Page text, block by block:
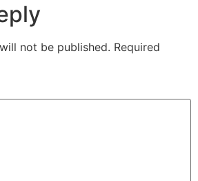
not be published. Required